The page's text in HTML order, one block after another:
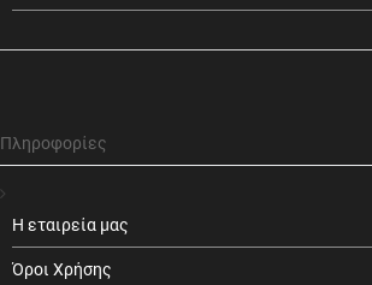
Πληροφορίες
Η εταιρεία μας
Όροι Χρήσης